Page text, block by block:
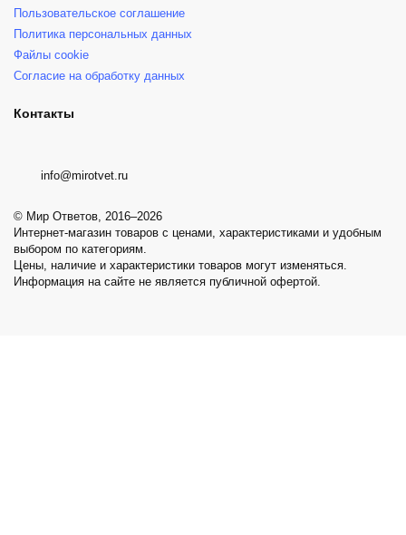
Пользовательское соглашение
Политика персональных данных
Файлы cookie
Согласие на обработку данных
Контакты
info@mirotvet.ru
© Мир Ответов, 2016–2026
Интернет-магазин товаров с ценами, характеристиками и удобным
выбором по категориям.
Цены, наличие и характеристики товаров могут изменяться.
Информация на сайте не является публичной офертой.